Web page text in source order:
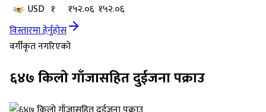
USD १ १५२.०६ १५२.०६
विस्तारमा हेर्नुहोस
वर्गीकृत नगरिएको
६४७ किलो गाँजासहित दुईजना पक्राउ